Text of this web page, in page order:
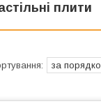
плити